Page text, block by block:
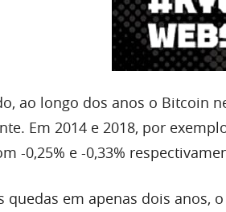
ao longo dos anos o Bitcoin
Em 2014 e 2018, por
-0,25% e -0,33%
quedas em apenas dois anos,